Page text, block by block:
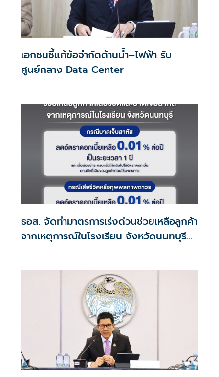
เอกชนชี้แก้ข้อจำกัดด้านน้ำ–ไฟฟ้า รับ
ศูนย์กลาง Data Center
ธอส. จัดทำมาตรการเร่งด่วนช่วยเหลือลูกค้า
จากเหตุการณ์ในโรงเรียน จังหวัดนนทบุรี